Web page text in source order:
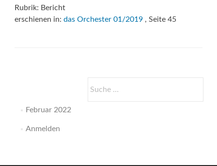
Rubrik: Bericht
erschienen in: das Orchester 01/2019 , Seite 45
nach:
Februar 2022
Anmelden